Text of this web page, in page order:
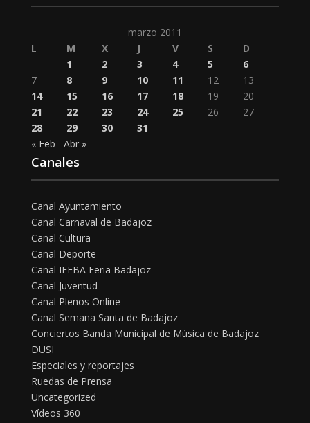
marzo 2011
L
M X J V S
D
1
2 3 4 5
6
7
8 9 10 11 12
13
14
15 16 17 18 19
20
21
22 23 24 25 26
27
28
29 30
31
« Feb
Abr »
Canales
Canal Ayuntamiento
Canal Carnaval de Badajoz
Canal Cultura
Canal Deporte
Canal IFEBA Feria Badajoz
Canal Juventud
Canal Plenos Online
Canal Semana Santa de Badajoz
Conciertos Banda Municipal de Música de Badajoz
DUSI
Especiales y reportajes
Ruedas de Prensa
Uncategorized
Vídeos 360